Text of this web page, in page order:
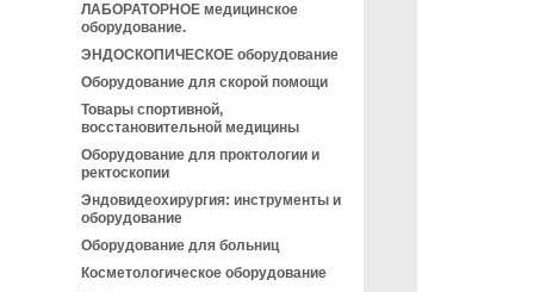
ЛАБОРАТОРНОЕ медицинское
оборудование.
ЭНДОСКОПИЧЕСКОЕ оборудование
Оборудование для скорой помощи
Товары спортивной,
восстановительной медицины
Оборудование для проктологии и
ректоскопии
Эндовидеохирургия: инструменты и
оборудование
Оборудование для больниц
Косметологическое оборудование